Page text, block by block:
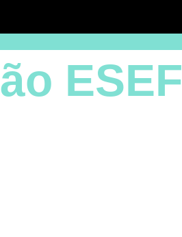
ESEF